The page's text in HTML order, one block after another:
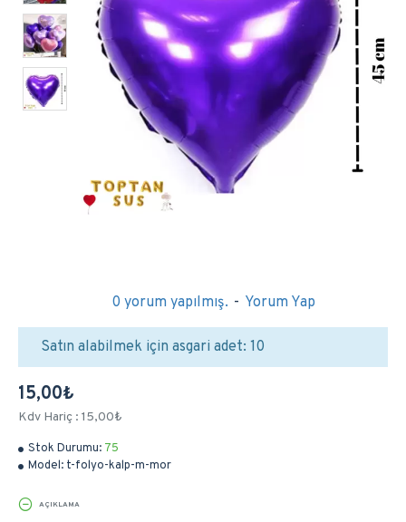
Stok Durumu: 75
Model: t-folyo-kalp-m-mor
0 yorum yapılmış. - Yorum Yap
15,00₺
Kdv Hariç : 15,00₺
Satın alabilmek için asgari adet: 10
AÇIKLAMA